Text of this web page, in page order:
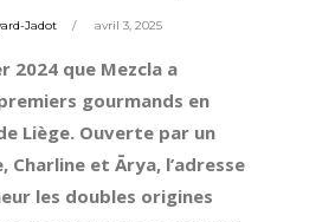
Jadot avril 3, 2025
2024 que Mezcla a
gourmands en
Liège. Ouverte par un
Charline et Ārya, l’adresse
les doubles origines